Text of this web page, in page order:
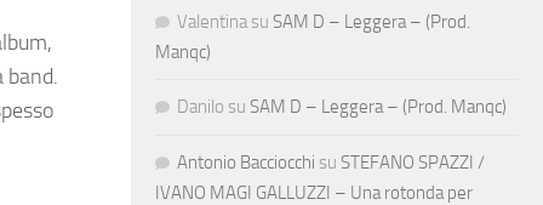
band.
Valentina su SAM D – Leggera – (Prod.
Manqc)
Danilo su SAM D – Leggera – (Prod. Manqc)
Antonio Bacciocchi su STEFANO SPAZZI /
IVANO MAGI GALLUZZI – Una rotonda per